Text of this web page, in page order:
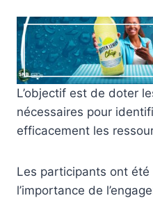
L’objectif est de doter
nécessaires pour
efficacement les
Les participants ont
l’importance de